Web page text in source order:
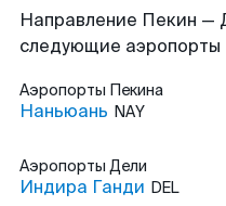
Направление Пекин —
следующие аэропорты
Аэропорты Пекина
Наньюань NAY
Аэропорты Дели
Индира Ганди DEL